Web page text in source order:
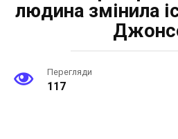
людина змінила
Перегляди
117